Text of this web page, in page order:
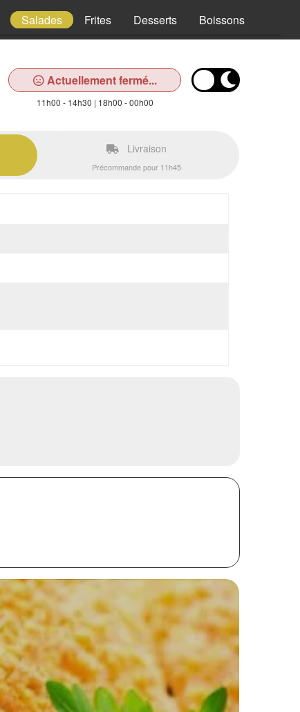
Salades Frites Desserts Boissons
Actuellement fermé...
11h00 - 14h30 | 18h00 - 00h00
Livraison
Précommande pour 11h45